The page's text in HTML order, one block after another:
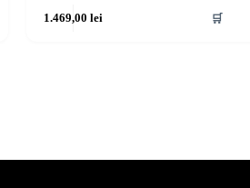
1.469,00lei 🛒